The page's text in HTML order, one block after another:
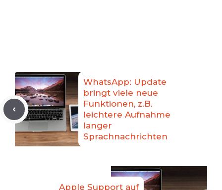
WhatsApp: Update
bringt viele neue
Funktionen, z.B.
leichtere Aufnahme
langer
Sprachnachrichten
Apple Support auf